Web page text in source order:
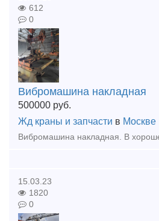
612
0
Вибромашина накладная
500000 руб.
Жд краны и запчасти в Москве
15.03.23
1820
0